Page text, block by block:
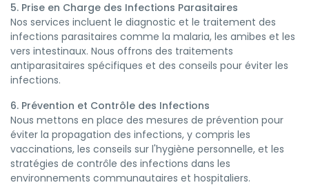
5. Prise en Charge des Infections Parasitaires
Nos services incluent le diagnostic et le traitement des
infections parasitaires comme la malaria, les amibes et les
vers intestinaux. Nous offrons des traitements
antiparasitaires spécifiques et des conseils pour éviter les
infections.
6. Prévention et Contrôle des Infections
Nous mettons en place des mesures de prévention pour
éviter la propagation des infections, y compris les
vaccinations, les conseils sur l'hygiène personnelle, et les
stratégies de contrôle des infections dans les
environnements communautaires et hospitaliers.